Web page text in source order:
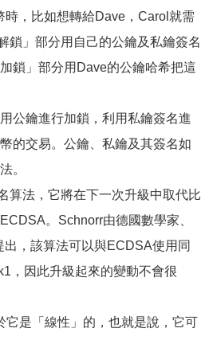
，比如想轉給Dave，Carol就需
鎖」部分用自己的公鑰及私鑰簽名
鎖」部分用Dave的公鑰哈希把這
公鑰進行加鎖，利用私鑰簽名進
的交易。公鑰、私鑰及其簽名如
。
算法，它將在下一次升級中取代比
。Schnorr由德國數學家、
，該算法可以與ECDSA使用同
，因此升級起來的變動不會很
它是「線性」的，也就是說，它可